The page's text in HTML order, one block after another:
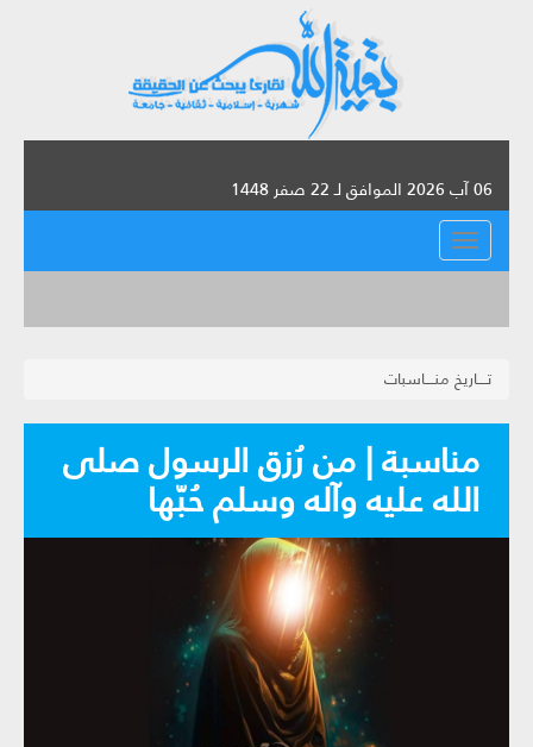
06 آب 2026 الموافق لـ 22 صفر 1448
القائمة
تــــاريخ منــــاسبات
مناسبة | من رُزق الرسول صلى
الله عليه وآله وسلم حُبّها